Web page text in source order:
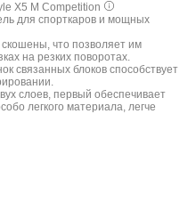
X5 M Competition
для спорткаров и мощных
что позволяет им
на резких поворотах.
связанных блоков способствует
слоев, первый обеспечивает
легкого материала, легче